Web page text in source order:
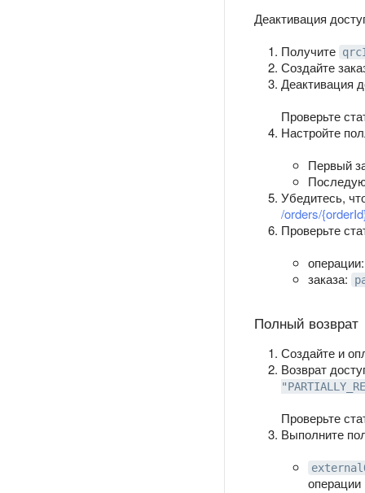
Деактивация
Получите
Создайте
Деактивация
Проверьте
Настройте
Первый
Убедитесь,
/orders/
Проверьте
заказа:
Полный возврат
Создайте и
Возврат
Проверьте
Выполните
операции